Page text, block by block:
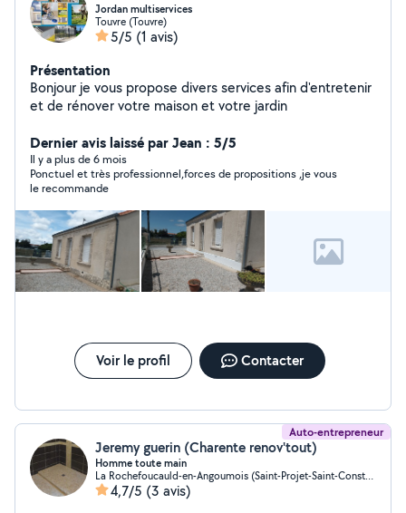
Jordan multiservices
Touvre (Touvre)
5/5 (1 avis)
Présentation
Bonjour je vous propose divers services afin d'entretenir
et de rénover votre maison et votre jardin
Dernier avis laissé par Jean : 5/5
Il y a plus de 6 mois
Ponctuel et très professionnel,forces de propositions ,je vous
le recommande
Voir le profil Contacter
Auto-entrepreneur
Jeremy guerin (Charente renov'tout)
Homme toute main
La Rochefoucauld-en-Angoumois (Saint-Projet-Saint-Constant)
4,7/5 (3 avis)